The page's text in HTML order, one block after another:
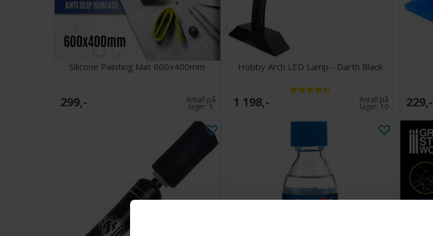
Silicone Painting Mat 600x400mm
299,- Antall på
lager:5
Hobby Arch LED Lamp - Darth Black
1 198,- Antall på
lager: 10 229,-